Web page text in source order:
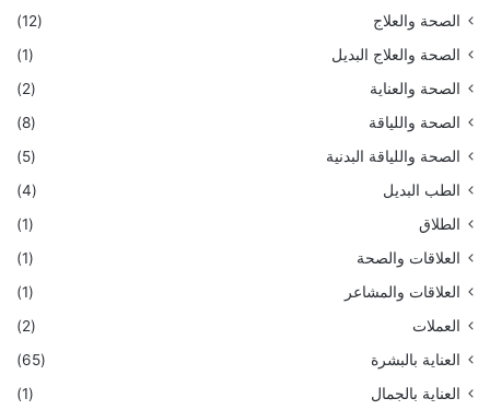
الصحة والعلاج
(12)
الصحة والعلاج البديل
(1)
الصحة والعناية
(2)
الصحة واللياقة
(8)
الصحة واللياقة البدنية
(5)
الطب البديل
(4)
الطلاق
(1)
العلاقات والصحة
(1)
العلاقات والمشاعر
(1)
العملات
(2)
العناية بالبشرة
(65)
العناية بالجمال
(1)